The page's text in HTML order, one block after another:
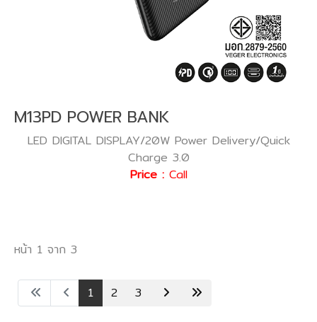
M13PD POWER BANK
LED DIGITAL DISPLAY/20W Power Delivery/Quick
Charge 3.0
Price : Call
หน้า 1 จาก 3
1 2 3